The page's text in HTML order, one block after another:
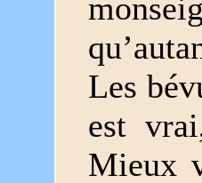
Les
est
Mieux